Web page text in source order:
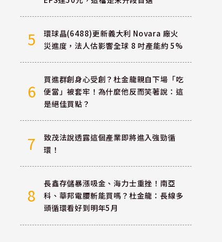
5
環球晶(6488)更新義大利 Novara 廠火
災進度，法人估影響全球 8 吋產能約 5%
6
買進群創身心受創？杜金龍親自下場「吃
便當」被套牢！為什麼他反而笑著說：這
是絕佳買點？
7
致茂法說透露這個產業即將進入強勁循
環！
8
長鑫存儲暴漲吸金、海力士重挫！南亞
科、華邦電腰斬能買嗎？杜金龍：長線多
頭循環看好到明年5月